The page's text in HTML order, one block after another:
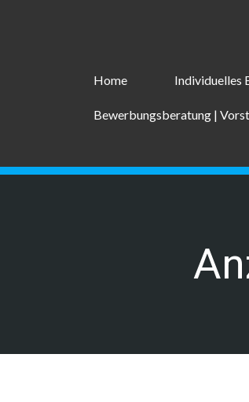
Home Individuelles
Bewerbungsberatung |